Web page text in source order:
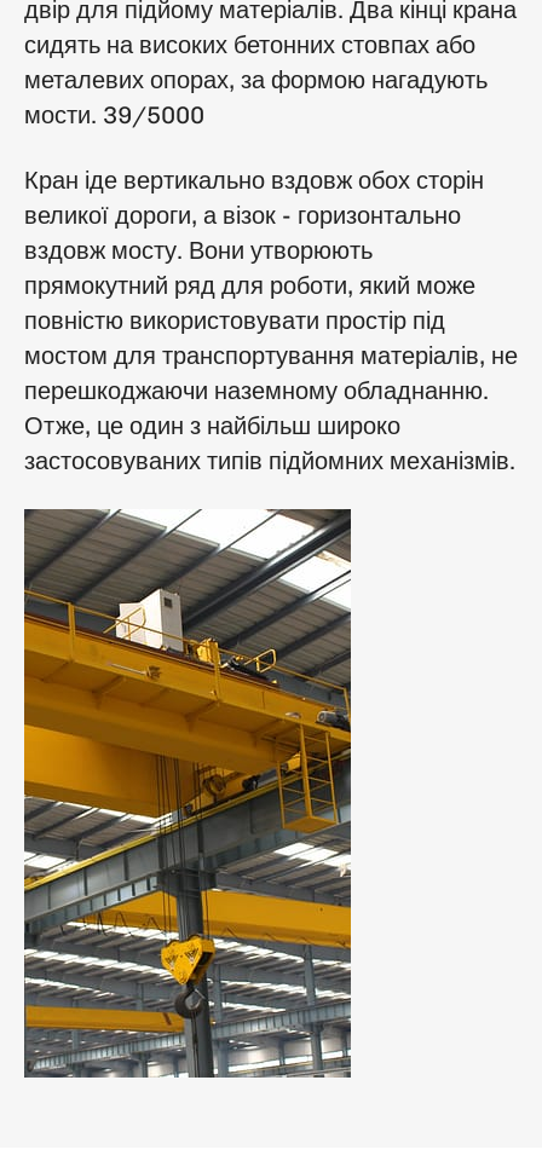
двір для підйому матеріалів. Два кінці крана
сидять на високих бетонних стовпах або
металевих опорах, за формою нагадують
мости. 39/5000
Кран іде вертикально вздовж обох сторін
великої дороги, а візок - горизонтально
вздовж мосту. Вони утворюють
прямокутний ряд для роботи, який може
повністю використовувати простір під
мостом для транспортування матеріалів, не
перешкоджаючи наземному обладнанню.
Отже, це один з найбільш широко
застосовуваних типів підйомних механізмів.